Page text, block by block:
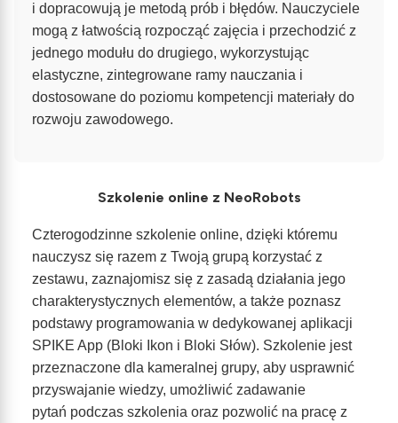
i dopracowują je metodą prób i błędów. Nauczyciele
mogą z łatwością rozpocząć zajęcia i przechodzić z
jednego modułu do drugiego, wykorzystując
elastyczne, zintegrowane ramy nauczania i
dostosowane do poziomu kompetencji materiały do
rozwoju zawodowego.
Szkolenie online z NeoRobots
Czterogodzinne szkolenie online, dzięki któremu
nauczysz się razem z Twoją grupą korzystać z
zestawu, zaznajomisz się z zasadą działania jego
charakterystycznych elementów, a także poznasz
podstawy programowania w dedykowanej aplikacji
SPIKE App (Bloki Ikon i Bloki Słów). Szkolenie jest
przeznaczone dla kameralnej grupy, aby usprawnić
przyswajanie wiedzy, umożliwić zadawanie
pytań podczas szkolenia oraz pozwolić na pracę z